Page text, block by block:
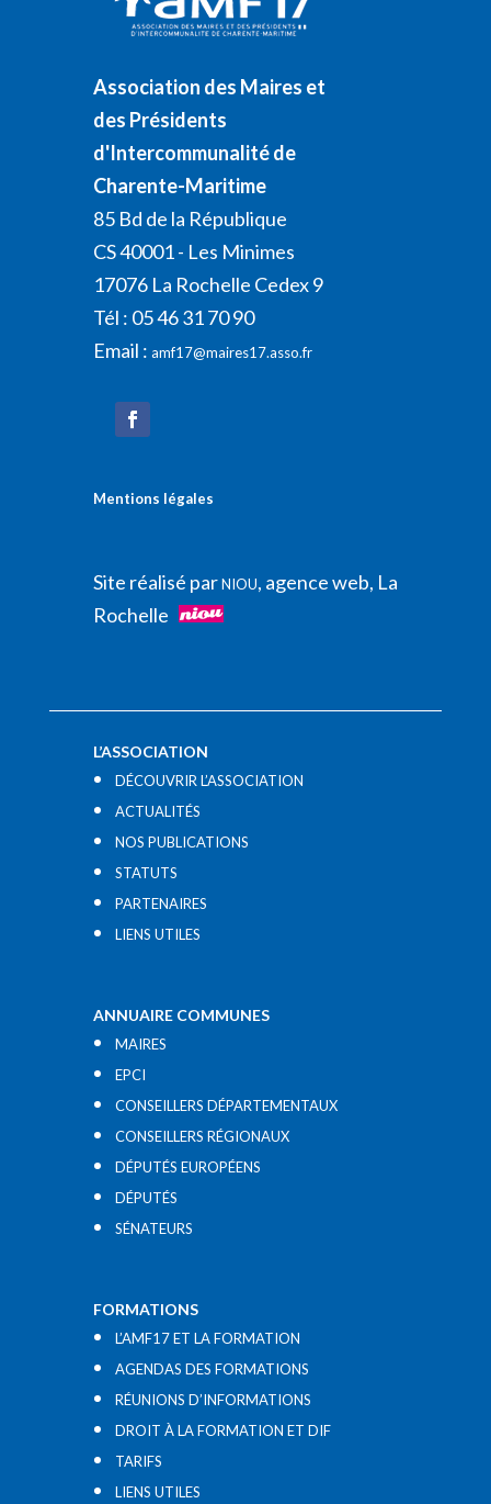
Association des Maires et
des Présidents
d'Intercommunalité de
Charente-Maritime
85 Bd de la République
CS 40001 - Les Minimes
17076 La Rochelle Cedex 9
Tél : 05 46 31 70 90
Email : amf17@maires17.asso.fr
Mentions légales
Site réalisé parNIOU, agence web, La
Rochelle
L’ASSOCIATION
DÉCOUVRIR L’ASSOCIATION
ACTUALITÉS
NOS PUBLICATIONS
STATUTS
PARTENAIRES
LIENS UTILES​
ANNUAIRE COMMUNES
MAIRES
EPCI
CONSEILLERS DÉPARTEMENTAUX
CONSEILLERS RÉGIONAUX
DÉPUTÉS EUROPÉENS
DÉPUTÉS
SÉNATEURS
FORMATIONS
L’AMF17 ET LA FORMATION
AGENDAS DES FORMATIONS
RÉUNIONS D’INFORMATIONS
DROIT À LA FORMATION ET DIF
TARIFS
LIENS UTILES​